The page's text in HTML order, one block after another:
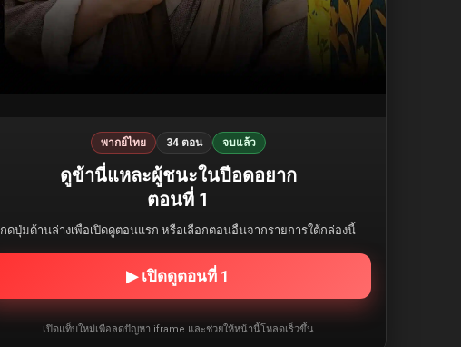
พากย์ไทย 34 ตอน จบแล้ว
ดูข้านี่แหละผู้ชนะในปีอดอยาก
ตอนที่ 1
กดปุ่มด้านล่างเพื่อเปิดดูตอนแรก หรือเลือกตอนอื่นจากรายการใต้กล่องนี้
▶ เปิดดูตอนที่ 1
เปิดแท็บใหม่เพื่อลดปัญหา iframe และช่วยให้หน้านี้โหลดเร็วขึ้น